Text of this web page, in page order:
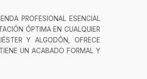
PROFESIONAL ESENCIAL
ÓPTIMA EN CUALQUIER
Y ALGODÓN, OFRECE
UN ACABADO FORMAL Y